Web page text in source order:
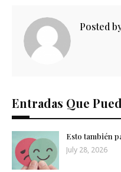
Posted
Entradas Que
Esto también
July 28, 2026